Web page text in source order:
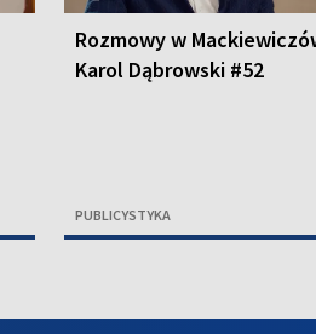
Rozmowy w
Karol Dąbrowski #52
PUBLICYSTYKA